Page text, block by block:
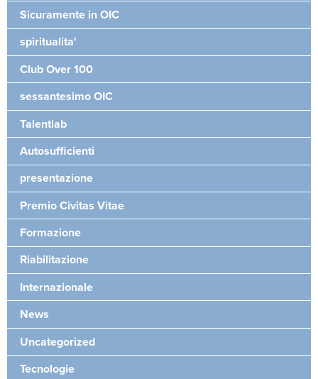
Sicuramente in OIC
spiritualita'
Club Over 100
sessantesimo OIC
Talentlab
Autosufficienti
presentazione
Premio Civitas Vitae
Formazione
Riabilitazione
Internazionale
News
Uncategorized
Tecnologie